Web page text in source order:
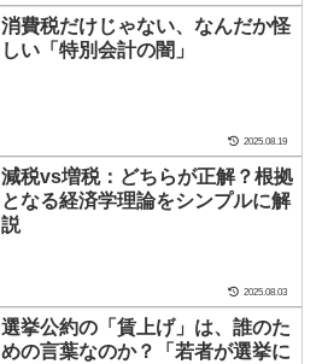
消費税だけじゃない、なんだか怪
しい「特別会計の闇」
2025.08.19
減税vs増税：どちらが正解？根拠
となる経済学理論をシンプルに解
説
2025.08.03
選挙公約の「賃上げ」は、誰のた
めの言葉なのか？「若者が選挙に